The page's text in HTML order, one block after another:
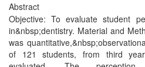
Abstract
Objective: To evaluate student
in&nbsp;dentistry. Material and
was
of 121 students, from third